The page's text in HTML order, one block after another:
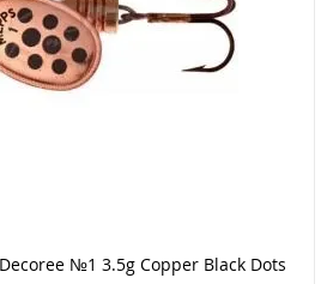
№1 3.5g Copper Black Dots